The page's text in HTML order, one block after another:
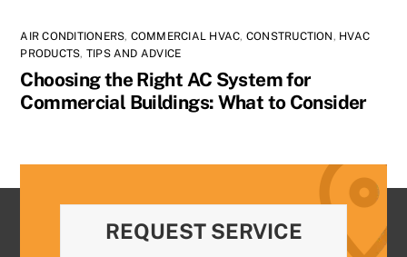
AIR CONDITIONERS, COMMERCIAL HVAC, CONSTRUCTION, HVAC
PRODUCTS, TIPS AND ADVICE
Choosing the Right AC System for
Commercial Buildings: What to Consider
REQUEST SERVICE